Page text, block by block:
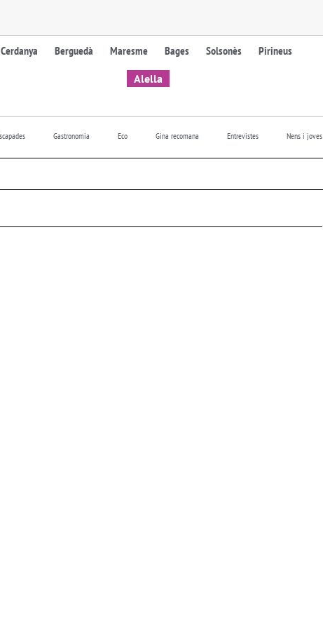
Cerdanya Berguedà Maresme Bages Solsonès Pirineus
Alella
Gastronomia Eco Gina recomana Entrevistes Nens i joves